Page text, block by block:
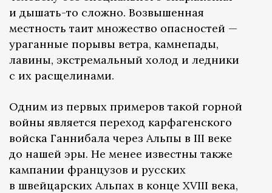
и дышать-то сложно. Возвышенная
местность таит множество опасностей —
ураганные порывы ветра, камнепады,
лавины, экстремальный холод и ледники
с их расщелинами.
Одним из первых примеров такой горной
войны является переход карфагенского
войска Ганнибала через Альпы в III веке
до нашей эры. Не менее известны также
кампании французов и русских
в швейцарских Альпах в конце XVIII века,